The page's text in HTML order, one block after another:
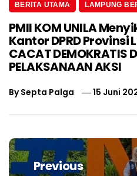
BERITA UTAMA LAMPUNG
PMII KOM UNILA
Kantor DPRD Provinsi
CACAT DEMOKRATIS
PELAKSANAAN AKSI
BySepta Palga 15 Juni
Navigasi
posPrevious